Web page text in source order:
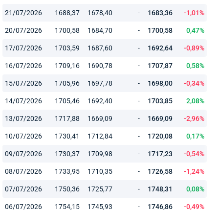
21/07/2026 1688,37 1678,40 - 1683,36 -1,01%
20/07/2026 1700,58 1684,70 - 1700,58 0,47%
17/07/2026 1703,59 1687,60 - 1692,64 -0,89%
16/07/2026 1709,16 1690,78 - 1707,87 0,58%
15/07/2026 1705,96 1697,78 - 1698,00 -0,34%
14/07/2026 1705,46 1692,40 - 1703,85 2,08%
13/07/2026 1717,88 1669,09 - 1669,09 -2,96%
10/07/2026 1730,41 1712,84 - 1720,08 0,17%
09/07/2026 1730,37 1709,98 - 1717,23 -0,54%
08/07/2026 1733,95 1710,35 - 1726,58 -1,24%
07/07/2026 1750,36 1725,77 - 1748,31 0,08%
06/07/2026 1754,15 1745,93 - 1746,86 -0,49%